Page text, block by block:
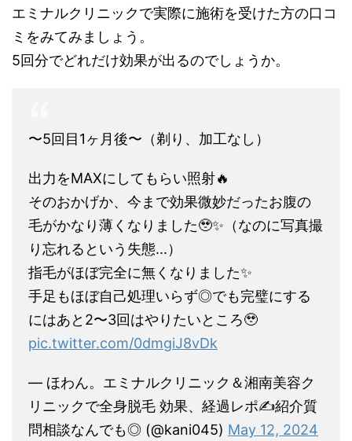
エミナルクリニックで実際に施術を受けた方の口コ
ミをみてみましょう。
5回分でどれだけ効果が出るのでしょうか。
〜5回目1ヶ月後〜（剃り、加工なし）
出力をMAXにしてもらい照射🔥
そのおかげか、今まで効果微妙だったお腹の
毛がかなり薄くなりました🥹✨（なのに写真撮
り忘れるという失態...）
指毛がほぼ完全に無くなりました✨
手足もほぼ自己処理いらず◎でも完璧にする
にはあと2〜3回はやりたいところ🥹
pic.twitter.com/0dmgiJ8vDk
— ほわん。エミナルクリニック＆湘南美容ク
リニックで全身脱毛 効果、経過レポ✍️紹介質
問相談なんでも◎ (@kani045) May 12, 2024